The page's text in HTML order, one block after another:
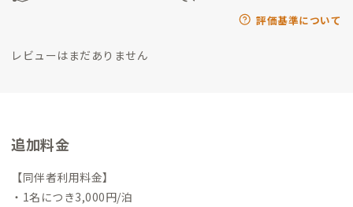
評価基準について
レビューはまだありません
追加料金
【同伴者利用料金】
・1名につき3,000円/泊